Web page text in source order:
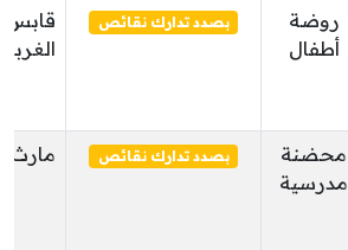
روضة
أطفال
بصدد تدارك نقائص
قابس
محضنة
مدرسية
بصدد تدارك نقائص مارث